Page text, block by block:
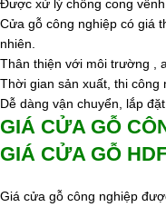
Được xử lý chống cong
Cửa gỗ công nghiệp có giá
nhiên.
Thân thiện với môi trường ,
Thời gian sản xuất, thi công
Dễ dàng vận chuyển, lắp đặt
GIÁ CỬA GỖ
GIÁ CỬA GỖ
Giá cửa gỗ công nghiệp